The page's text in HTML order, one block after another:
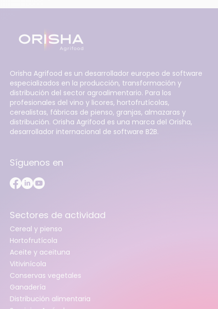
Orisha Agrifood es un desarrollador europeo de software
especializados en la producción, transformación y
distribución del sector agroalimentario. Para los
profesionales del vino y licores, hortofrutícolas,
cerealistas, fábricas de pienso, granjas, almazaras y
distribución. Orisha Agrifood es una marca del Orisha,
desarrollador internacional de software B2B.
Síguenos en
Sectores de actividad
Cereal y pienso
Hortofrutícola
Aceite y aceituna
Vitivinícola
Conservas vegetales
Ganadería
Distribución alimentaria